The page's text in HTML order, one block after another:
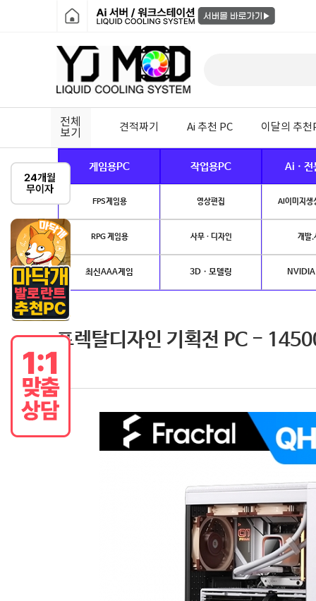
전체
보기
견적짜기 Ai 추천 PC 이달의 추천
게임용PC 작업용PC Ai · 전
FPS게임용 영상편집 AI이미지생
RPG 게임용 사무 · 디자인 개발.
최신AAA게임 3D · 모델링
프렉탈디자인 기획전 PC -